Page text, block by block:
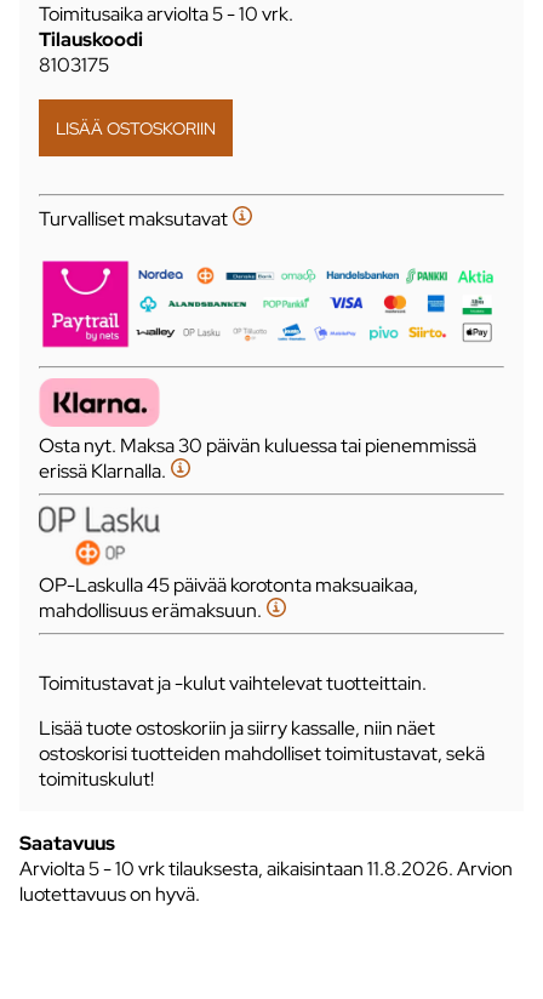
Toimitusaika arviolta5 - 10 vrk.
Tilauskoodi
8103175
Turvalliset maksutavat
Osta nyt. Maksa 30 päivän kuluessa tai pienemmissä
erissä Klarnalla.
OP-Laskulla 45 päivää korotonta maksuaikaa,
mahdollisuus erämaksuun.
Toimitustavat ja -kulut vaihtelevat tuotteittain.
Lisää tuote ostoskoriin ja siirry kassalle, niin näet
ostoskorisi tuotteiden mahdolliset toimitustavat, sekä
toimituskulut!
Saatavuus
Arviolta5 - 10 vrk tilauksesta, aikaisintaan 11.8.2026.Arvion
luotettavuus on hyvä.